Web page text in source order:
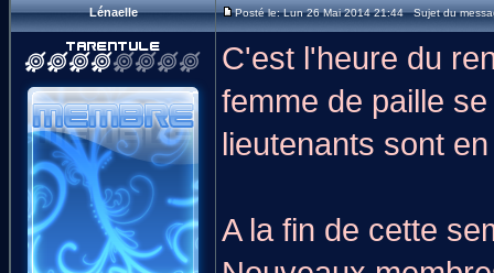
Lénaelle Posté le: Lun 26 Mai 2014 21:44 Sujet du
C'est l'heure du
femme de paille
lieutenants sont
A la fin de cette